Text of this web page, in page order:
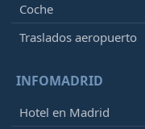
Coche
Traslados aeropuerto
INFOMADRID
Hotel en Madrid